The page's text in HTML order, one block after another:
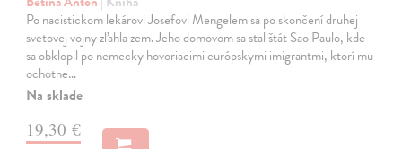
Po nacistickom lekárovi Josefovi Mengelem sa po skončení druhej
svetovej vojny zľahla zem. Jeho domovom sa stal štát Sao Paulo, kde
sa obklopil po nemecky hovoriacimi európskymi imigrantmi, ktorí mu
ochotne…
Na sklade
19,30 €